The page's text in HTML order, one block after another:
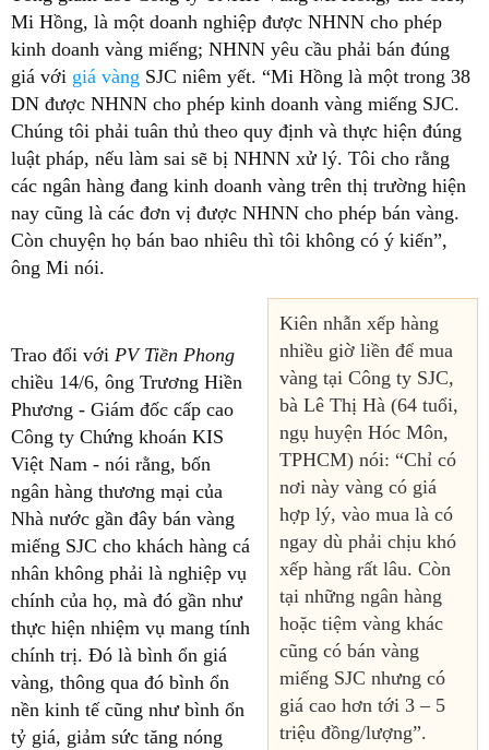
Mi Hồng, là một doanh nghiệp được NHNN cho phép
kinh doanh vàng miếng; NHNN yêu cầu phải bán đúng
giá với giá vàng SJC niêm yết. “Mi Hồng là một trong 38
DN được NHNN cho phép kinh doanh vàng miếng SJC.
Chúng tôi phải tuân thủ theo quy định và thực hiện đúng
luật pháp, nếu làm sai sẽ bị NHNN xử lý. Tôi cho rằng
các ngân hàng đang kinh doanh vàng trên thị trường hiện
nay cũng là các đơn vị được NHNN cho phép bán vàng.
Còn chuyện họ bán bao nhiêu thì tôi không có ý kiến”,
ông Mi nói.
Kiên nhẫn xếp hàng
nhiều giờ liền để mua
vàng tại Công ty SJC,
bà Lê Thị Hà (64 tuổi,
ngụ huyện Hóc Môn,
TPHCM) nói: “Chỉ có
nơi này vàng có giá
hợp lý, vào mua là có
ngay dù phải chịu khó
xếp hàng rất lâu. Còn
tại những ngân hàng
hoặc tiệm vàng khác
cũng có bán vàng
miếng SJC nhưng có
giá cao hơn tới 3 – 5
triệu đồng/lượng”.
Trao đổi với PV Tiền Phong
chiều 14/6, ông Trương Hiền
Phương - Giám đốc cấp cao
Công ty Chứng khoán KIS
Việt Nam - nói rằng, bốn
ngân hàng thương mại của
Nhà nước gần đây bán vàng
miếng SJC cho khách hàng cá
nhân không phải là nghiệp vụ
chính của họ, mà đó gần như
thực hiện nhiệm vụ mang tính
chính trị. Đó là bình ổn giá
vàng, thông qua đó bình ổn
nền kinh tế cũng như bình ổn
tỷ giá, giảm sức tăng nóng